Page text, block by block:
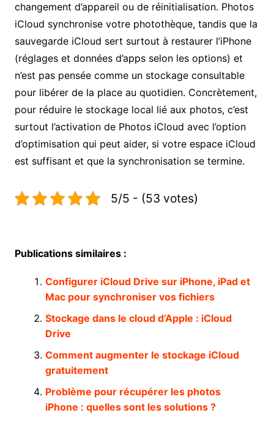
changement d’appareil ou de réinitialisation. Photos
iCloud synchronise votre photothèque, tandis que la
sauvegarde iCloud sert surtout à restaurer l’iPhone
(réglages et données d’apps selon les options) et
n’est pas pensée comme un stockage consultable
pour libérer de la place au quotidien. Concrètement,
pour réduire le stockage local lié aux photos, c’est
surtout l’activation de Photos iCloud avec l’option
d’optimisation qui peut aider, si votre espace iCloud
est suffisant et que la synchronisation se termine.
5/5 - (53 votes)
Publications similaires :
Configurer iCloud Drive sur iPhone, iPad et
Mac pour synchroniser vos fichiers
Stockage dans le cloud d’Apple : iCloud
Drive
Comment augmenter le stockage iCloud
gratuitement
Problème pour récupérer les photos
iPhone : quelles sont les solutions ?